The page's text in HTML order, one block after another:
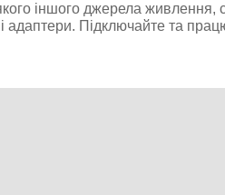
іншого джерела живлення,
адаптери. Підключайте та